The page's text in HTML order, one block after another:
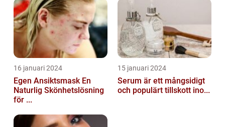
16 januari 2024
Egen Ansiktsmask En
Naturlig Skönhetslösning
för ...
15 januari 2024
Serum är ett mångsidigt
och populärt tillskott ino...